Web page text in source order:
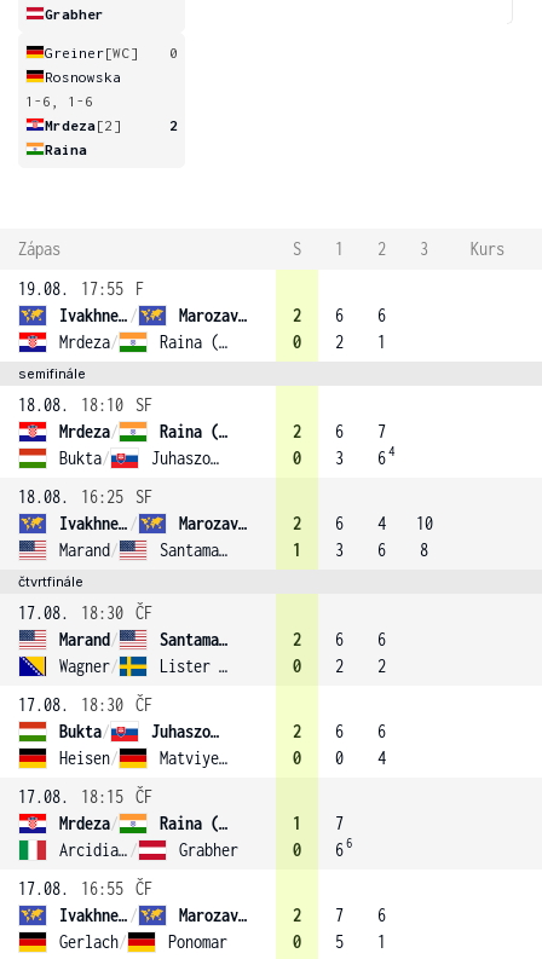
Grabher
Greiner[WC]
0
Rosnowska
1-6, 1-6
Mrdeza[2]
2
Raina
Zápas S 1 2 3
Kurs
19.08.
17:55
F
Ivakhnenko /
Marozava (1)
Mrdeza/ Raina (2)
2
0
6
2
6
1
semifinále
18.08. 18:10
SF
Mrdeza/
Raina (2)
Bukta/ Juhaszova (4)
2
0
6
3
7
64
18.08. 16:25
SF
Ivakhnenko /
Marozava (1)
Marand/ Santamaria
2
1
6
3
4
6
10
8
čtvrtfinále
17.08. 18:30 ČF
Marand/
Santamaria
Wagner/ Lister (3)
2
0
6
2
6
2
17.08.
18:30 ČF
Bukta/
Juhaszova (4)
Heisen/ Matviyenko
2
0
6
0
6
4
17.08.
18:15 ČF
Mrdeza/
Raina (2)
Arcidiacono / Grabher
1
0
7
66
17.08. 16:55 ČF
Ivakhnenko /
Marozava (1)
Gerlach/ Ponomar
2
0
7
5
6
1